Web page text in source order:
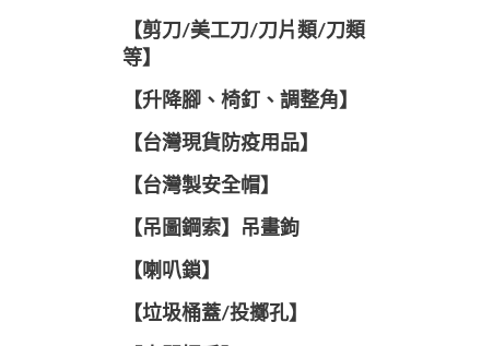
【剪刀/美工刀/刀片類/刀類
等】
【升降腳、椅釘、調整角】
【台灣現貨防疫用品】
【台灣製安全帽】
【吊圖鋼索】吊畫鉤
【喇叭鎖】
【垃圾桶蓋/投擲孔】